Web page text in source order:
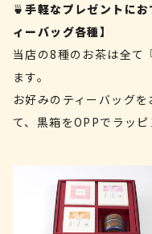
🍵手軽なプレゼントに
ィーバッグ各種】
当店の8種のお茶は全て
ます。
お好みのティーバッグ
て、黒箱をOPPでラッ